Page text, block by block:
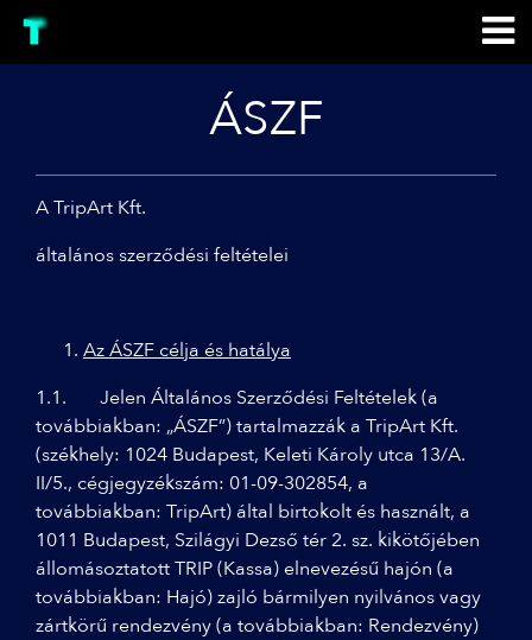
ÁSZF
A TripArt Kft.
általános szerződési feltételei
Az ÁSZF célja és hatálya
1.1. Jelen Általános Szerződési Feltételek (a
továbbiakban: „ÁSZF”) tartalmazzák a TripArt Kft.
(székhely: 1024 Budapest, Keleti Károly utca 13/A.
II/5., cégjegyzékszám: 01-09-302854, a
továbbiakban: TripArt) által birtokolt és használt, a
1011 Budapest, Szilágyi Dezső tér 2. sz. kikötőjében
állomásoztatott TRIP (Kassa) elnevezésű hajón (a
továbbiakban: Hajó) zajló bármilyen nyilvános vagy
zártkörű rendezvény (a továbbiakban: Rendezvény)